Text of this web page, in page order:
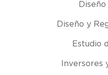
Diseño
Diseño y
Estudio
Inversores